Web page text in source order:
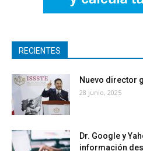
RECIENTES
Nuevo director
28 junio, 2025
Dr. Google y
información